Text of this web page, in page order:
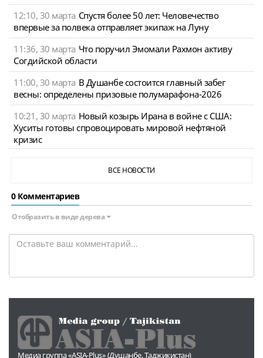
12:10, 30 марта Спустя более 50 лет: Человечество
впервые за полвека отправляет экипаж на Луну
11:36, 30 марта Что поручил Эмомали Рахмон активу
Согдийской области
11:00, 30 марта В Душанбе состоится главный забег
весны: определены призовые полумарафона-2026
10:21, 30 марта Новый козырь Ирана в войне с США:
Хуситы готовы спровоцировать мировой нефтяной
кризис
ВСЕ НОВОСТИ
0 Комментариев
Отобразить в виде дерева
Медиа группа «ASIA-Plus» (Душанбе, Таджикистан)